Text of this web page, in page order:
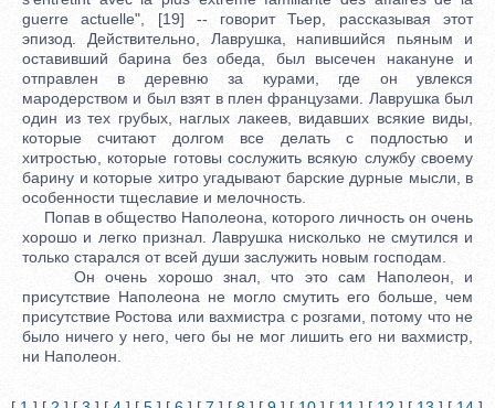
guerre actuelle", [19] -- говорит Тьер, рассказывая этот
эпизод. Действительно, Лаврушка, напившийся пьяным и
оставивший барина без обеда, был высечен накануне и
отправлен в деревню за курами, где он увлекся
мародерством и был взят в плен французами. Лаврушка был
один из тех грубых, наглых лакеев, видавших всякие виды,
которые считают долгом все делать с подлостью и
хитростью, которые готовы сослужить всякую службу своему
барину и которые хитро угадывают барские дурные мысли, в
особенности тщеславие и мелочность.
Попав в общество Наполеона, которого личность он очень
хорошо и легко признал. Лаврушка нисколько не смутился и
только старался от всей души заслужить новым господам.
Он очень хорошо знал, что это сам Наполеон, и
присутствие Наполеона не могло смутить его больше, чем
присутствие Ростова или вахмистра с розгами, потому что не
было ничего у него, чего бы не мог лишить его ни вахмистр,
ни Наполеон.